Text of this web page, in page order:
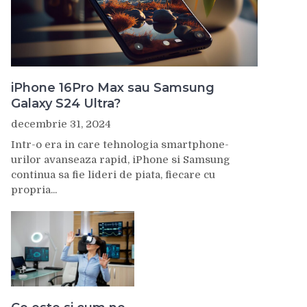
iPhone 16Pro Max sau Samsung
Galaxy S24 Ultra?
decembrie 31, 2024
Intr-o era in care tehnologia smartphone-
urilor avanseaza rapid, iPhone si Samsung
continua sa fie lideri de piata, fiecare cu
propria...